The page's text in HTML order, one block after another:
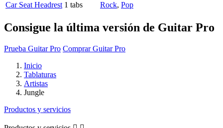
Car Seat Headrest 1 tabs Rock, Pop
Consigue la última versión de Guitar Pro
Prueba Guitar Pro Comprar Guitar Pro
Inicio
Tablaturas
Artistas
Jungle
Productos y servicios